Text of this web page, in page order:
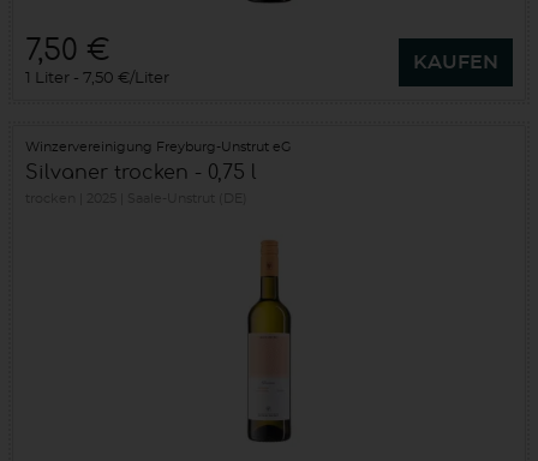
7,50 €
1 Liter 7,50 €/Liter
KAUFEN
Winzervereinigung Freyburg-Unstrut eG
Silvaner trocken - 0,75 l